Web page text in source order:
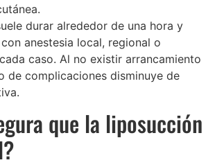
durar alrededor de una hora y
anestesia local, regional o
caso. Al no existir arrancamiento
de complicaciones disminuye de
que la liposucción